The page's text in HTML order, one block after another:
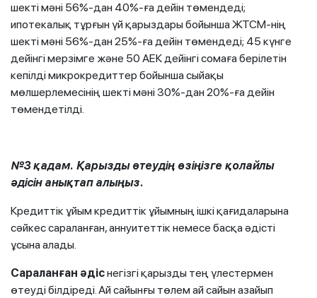
шекті мәні 56%-дан 40%-ға дейін төмендеді;
ипотекалық тұрғын үй қарыздары бойынша ЖТСМ-нің
шекті мәні 56%-дан 25%-ға дейін төмендеді; 45 күнге
дейінгі мерзімге және 50 АЕК дейінгі сомаға берілетін
кепілді микрокредиттер бойынша сыйақы
мөлшерлемесінің шекті мәні 30%-дан 20%-ға дейін
төмендетілді.
№3 қадам. Қарызды өтеудің өзіңізге қолайлы
әдісін анықтап алыңыз.
Кредиттік ұйым кредиттік ұйымның ішкі қағидаларына
сәйкес сараланған, аннуитеттік немесе басқа әдісті
ұсына алады.
Сараланған әдіснегізгі қарызды тең үлестермен
өтеуді білдіреді. Ай сайынғы төлем ай сайын азайып